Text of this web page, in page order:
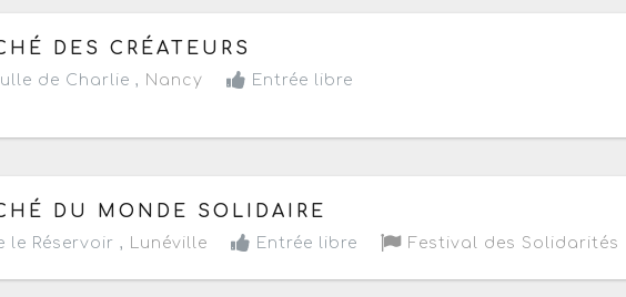
7 au dimanche 8 décembre 2024
DES CRÉATEURS
de Charlie , Nancy Entrée libre
30 novembre au dimanche 1 décembre 2024
DU MONDE SOLIDAIRE
le Réservoir , Lunéville Entrée libre Festival des Solidarités